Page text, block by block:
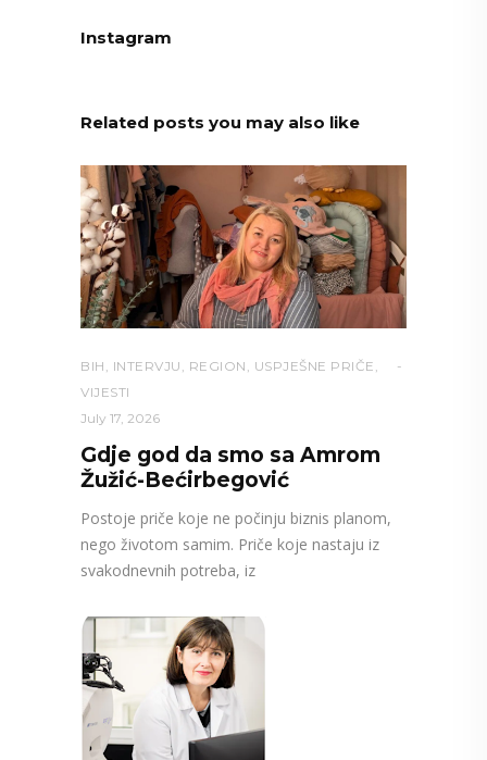
Instagram
Related posts you may also like
BIH INTERVJU REGION USPJEŠNE PRIČE
VIJESTI
July 17, 2026
Gdje god da smo sa Amrom
Žužić-Bećirbegović
Postoje priče koje ne počinju biznis planom,
nego životom samim. Priče koje nastaju iz
svakodnevnih potreba, iz